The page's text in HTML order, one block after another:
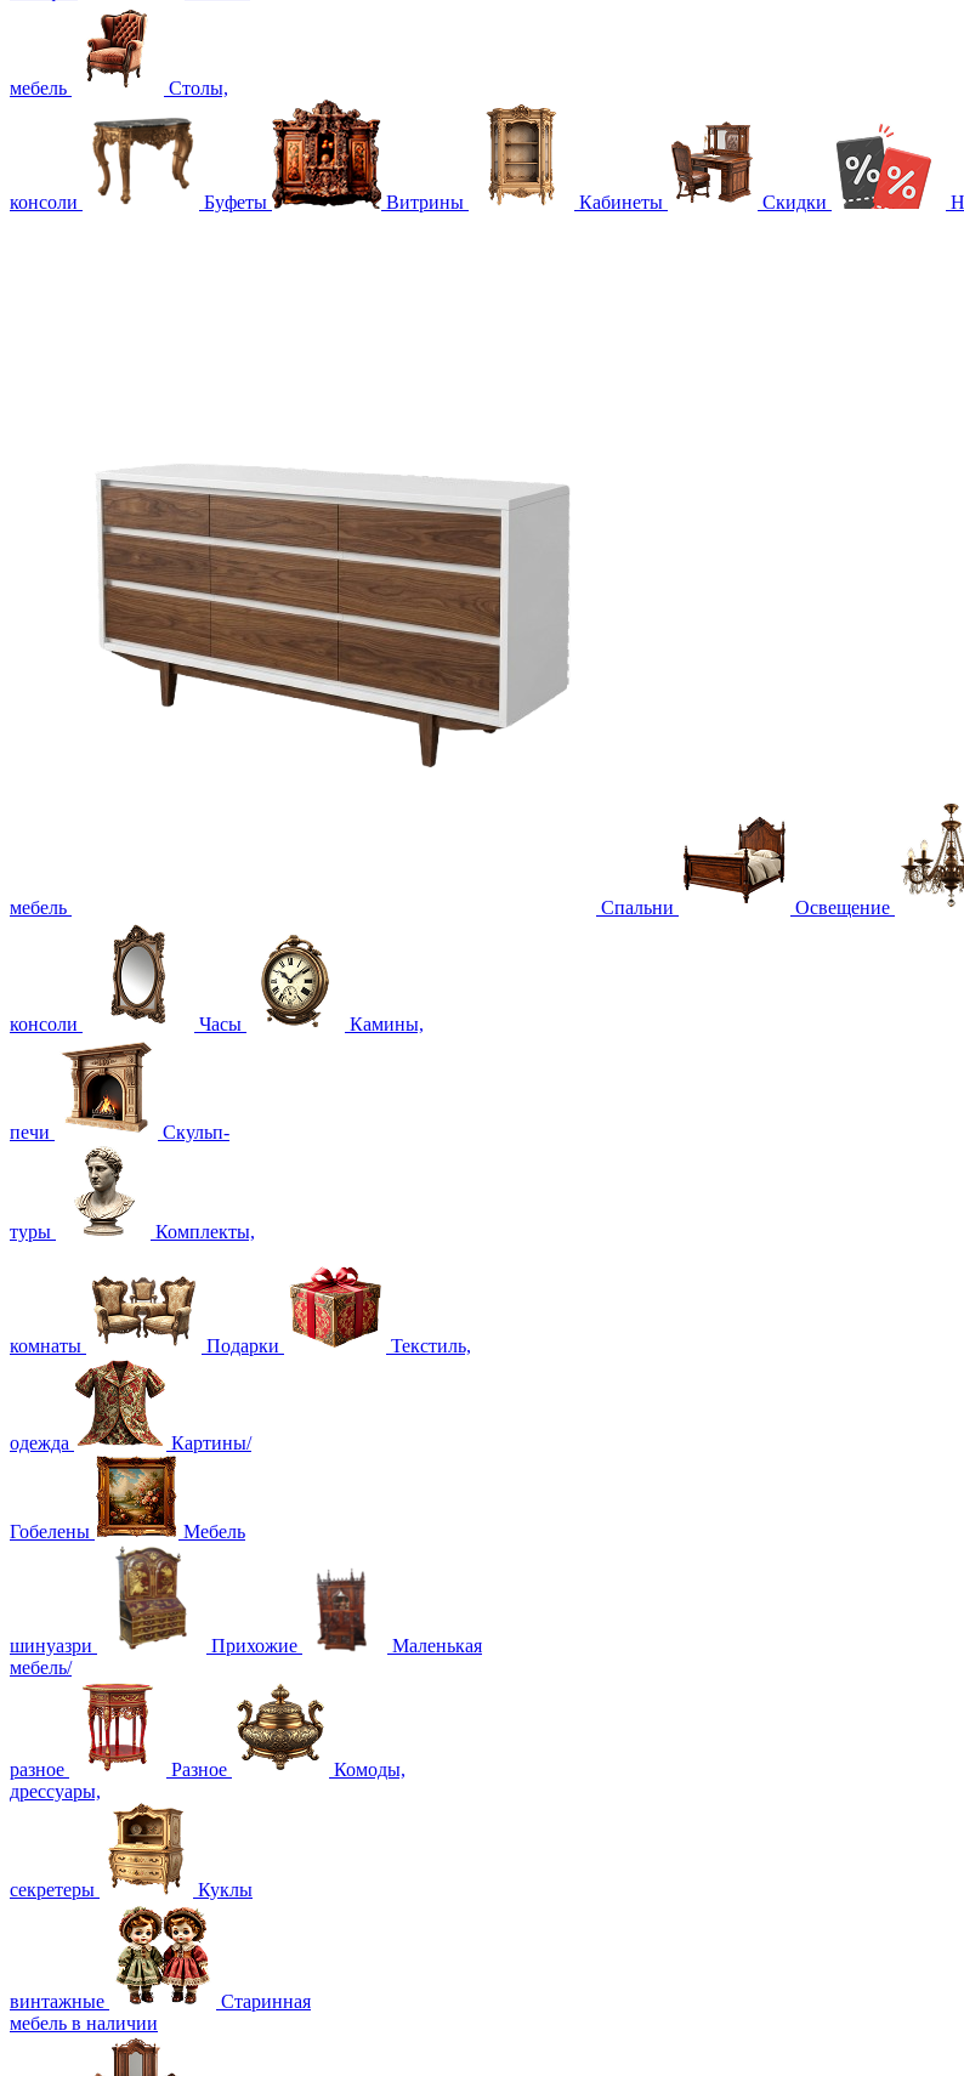
мебель Столы,
консоли Буфеты Витрины Кабинеты Скидки
мебель Спальни Освещение
консоли Часы Камины,
печи Скульп-
туры Комплекты,
комнаты Подарки Текстиль,
одежда Картины/
Гобелены Мебель
шинуазри Прихожие
Маленькая
мебель/
разное Разное
Комоды,
дрессуары,
секретеры Куклы
винтажные
Старинная
мебель в наличии